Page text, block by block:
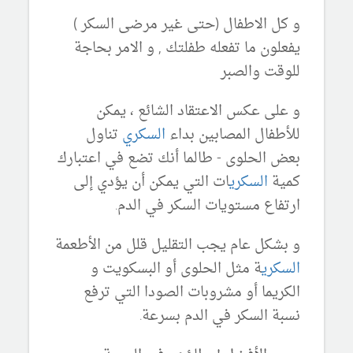
و كل الاطفال (حتى غير مرضى السكر )
يفعلون ما تفعله طفلتك , و الامر بحاجة
للوقت والصبر
و على عكس الاعتقاد الشائع ، يمكن
للأطفال المصابين بداء السكري تناول
بعض الحلوى - طالما أنك تضع في اعتبارك
كمية السكريات التي يمكن أن يؤدي إلى
ارتفاع مستويات السكر في الدم.
و بشكل عام يجب التقليل قلل من الأطعمة
السكرية مثل الحلوى أو البسكويت و
الكريما أو مشروبات الصودا التي ترفع
نسبة السكر في الدم بسرعة.